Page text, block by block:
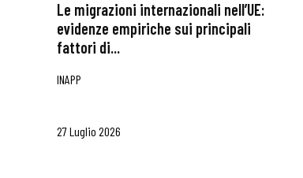
Le migrazioni internazionali nell’UE:
evidenze empiriche sui principali
fattori di...
INAPP
27 Luglio 2026